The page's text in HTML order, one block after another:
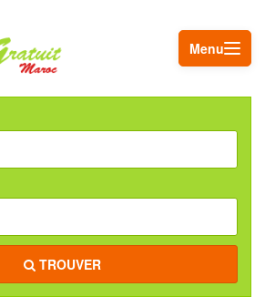
Menu
TROUVER